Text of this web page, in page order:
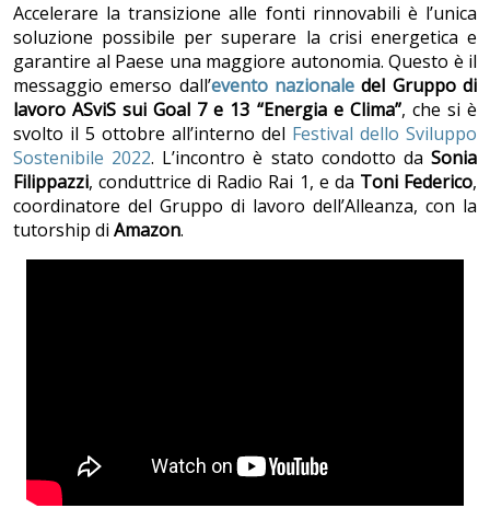
Accelerare la transizione alle fonti rinnovabili è l’unica
soluzione possibile per superare la crisi energetica e
garantire al Paese una maggiore autonomia. Questo è il
messaggio emerso dall’evento nazionale del Gruppo di
lavoro ASviS sui Goal 7 e 13 “Energia e Clima”, che si è
svolto il 5 ottobre all’interno del Festival dello Sviluppo
Sostenibile 2022. L’incontro è stato condotto daSonia
Filippazzi, conduttrice di Radio Rai 1, e da Toni Federico,
coordinatore del Gruppo di lavoro dell’Alleanza, con la
tutorship di Amazon.